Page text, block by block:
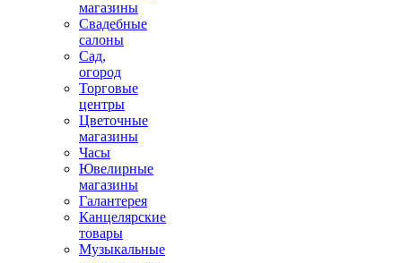
магазины
Свадебные
салоны
Сад,
огород
Торговые
центры
Цветочные
магазины
Часы
Ювелирные
магазины
Галантерея
Канцелярские
товары
Музыкальные